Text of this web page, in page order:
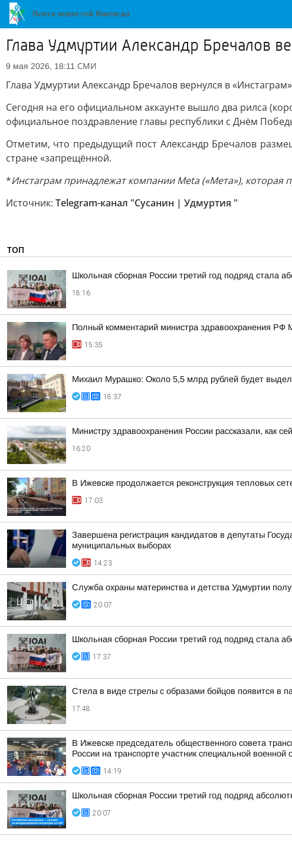
Глава Удмуртии Александр Бречалов
9 мая 2026, 18:11 СМИ
Глава Удмуртии Александр Бречалов вернулся в
Сегодня на его официальном аккаунте вышло два рилса
официальное поздравление главы республики с Днём
Отметим, что предыдущий пост Александр Бречалов
стране «запрещённой.
*Инстаграм принадлежат компании Meta («Мета»), которая
Источник: Telegram-канал "Сусанин | Удмуртия "
ТОП
Школьная сборная России третий год подряд
18:16
Полный комментарий министра здравоохранения РФ
15:35
Михаил Мурашко: Около 5,5 млрд рублей будет
18:37
Министру здравоохранения России рассказали, как
16:20
В Ижевске продолжается реконструкция тепловых
17:03
Завершена регистрация кандидатов в депутаты
муниципальных выборах
14:23
Служба охраны материнства и детства Удмуртии
20:07
Школьная сборная России третий год подряд
17:37
Стела в виде стрелы с образами бойцов появится в
17:48
В Ижевске председатель общественного совета
России на транспорте участник специальной военной
14:19
Школьная сборная России третий год подряд
20:07